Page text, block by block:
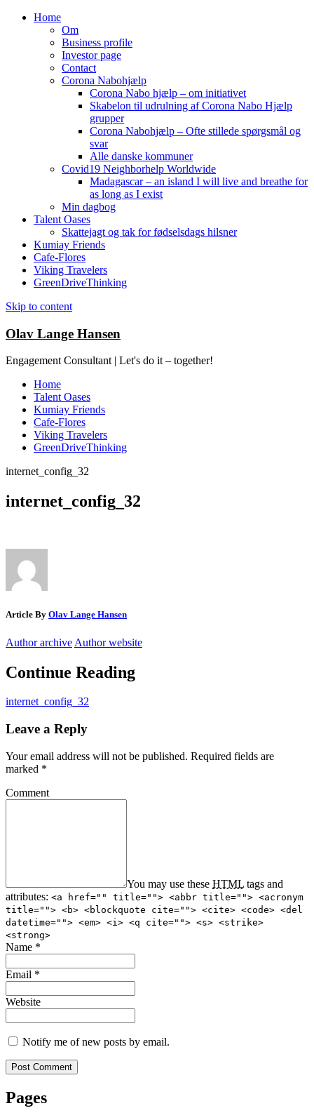
Home
Om
Business profile
Investor page
Contact
Corona Nabohjælp
Corona Nabo hjælp – om initiativet
Skabelon til udrulning af Corona Nabo Hjælp
grupper
Corona Nabohjælp – Ofte stillede spørgsmål og
svar
Alle danske kommuner
Covid19 Neighborhelp Worldwide
Madagascar – an island I will live and breathe for
as long as I exist
Min dagbog
Talent Oases
Skattejagt og tak for fødselsdags hilsner
Kumiay Friends
Cafe-Flores
Viking Travelers
GreenDriveThinking
Skip to content
Olav Lange Hansen
Engagement Consultant | Let's do it – together!
Home
Talent Oases
Kumiay Friends
Cafe-Flores
Viking Travelers
GreenDriveThinking
internet_config_32
internet_config_32
Article By Olav Lange Hansen
Author archive Author website
Continue Reading
internet_config_32
Leave a Reply
Your email address will not be published. Required fields are
marked *
Comment
You may use these HTML tags and
attributes: <a href="" title=""> <abbr title=""> <acronym
title=""> <b> <blockquote cite=""> <cite> <code> <del
datetime=""> <em> <i> <q cite=""> <s> <strike>
<strong>
Name *
Email *
Website
Notify me of new posts by email.
Pages